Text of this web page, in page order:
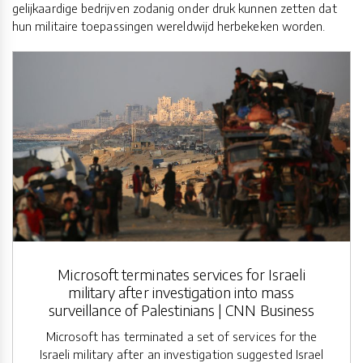
gelijkaardige bedrijven zodanig onder druk kunnen zetten dat
hun militaire toepassingen wereldwijd herbekeken worden.
Microsoft terminates services for Israeli
military after investigation into mass
surveillance of Palestinians | CNN Business
Microsoft has terminated a set of services for the
Israeli military after an investigation suggested Israel